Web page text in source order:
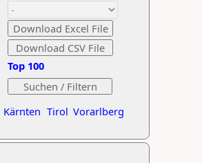
Kärnten Tirol Vorarlberg
Top 100